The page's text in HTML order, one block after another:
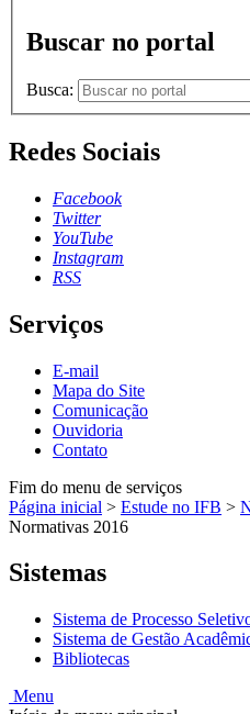
Buscar no portal
Busca:
Redes Sociais
Facebook
Twitter
YouTube
Instagram
RSS
Serviços
E-mail
Mapa do Site
Comunicação
Ouvidoria
Contato
Fim do menu de serviços
Página inicial > Estude no IFB >
Normativas 2016
Sistemas
Sistema de Processo
Sistema de Gestão
Bibliotecas
Menu